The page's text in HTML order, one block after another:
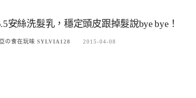
安絲洗髮乳，穩定頭皮跟掉髮說bye bye！
の食在玩味 SYLVIA128 2015-04-08